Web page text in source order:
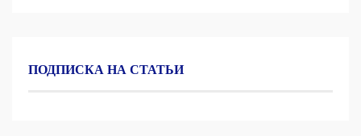
ПОДПИСКА НА СТАТЬИ